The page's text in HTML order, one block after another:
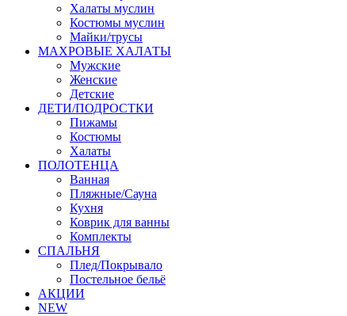
Халаты муслин
Костюмы муслин
Майки/трусы
МАХРОВЫЕ ХАЛАТЫ
Мужские
Женские
Детские
ДЕТИ/ПОДРОСТКИ
Пижамы
Костюмы
Халаты
ПОЛОТЕНЦА
Ванная
Пляжные/Сауна
Кухня
Коврик для ванны
Комплекты
СПАЛЬНЯ
Плед/Покрывало
Постельное бельё
АКЦИИ
NEW